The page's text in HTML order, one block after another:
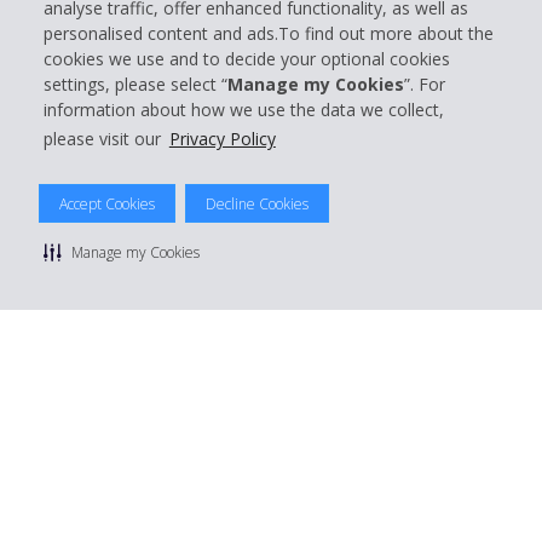
analyse traffic, offer enhanced functionality, as well as
personalised content and ads.To find out more about the
cookies we use and to decide your optional cookies
settings, please select “Manage my Cookies”. For
information about how we use the data we collect,
please visit our Privacy Policy
Accept Cookies Decline Cookies
Manage my Cookies
Support client
Réserver avec Hertz
© 2026 The Hertz System, Inc.
Politique de confidentialité
Conditions de location